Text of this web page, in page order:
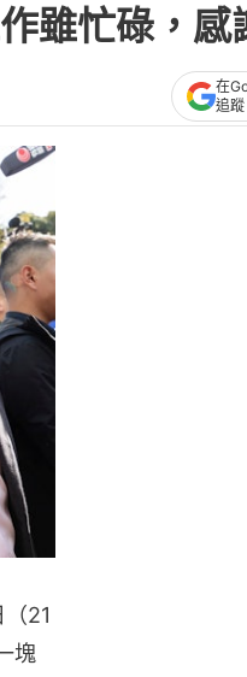
雖忙碌，感
在
追蹤
21
塊